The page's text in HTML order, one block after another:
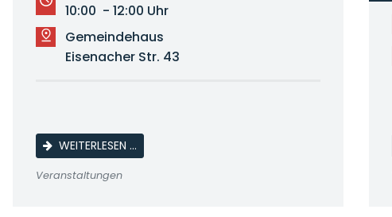
10:00 - 12:00 Uhr
Gemeindehaus
Eisenacher Str. 43
WEITERLESEN …MUTTER-KIND-KREIS
Veranstaltungen